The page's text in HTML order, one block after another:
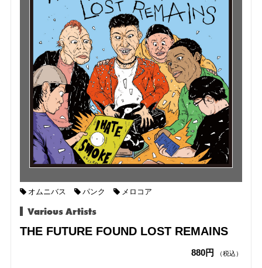
オムニバス パンク メロコア
Various Artists
THE FUTURE FOUND LOST REMAINS
880円 （税込）